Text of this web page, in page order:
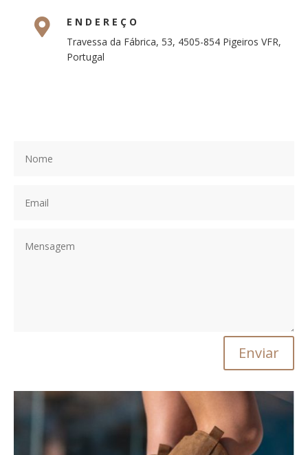

ENDEREÇO
Travessa da Fábrica, 53, 4505-854 Pigeiros VFR,
Portugal
Enviar